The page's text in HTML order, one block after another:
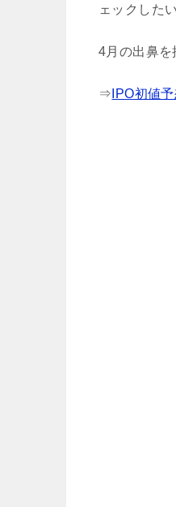
ェックした
4月の出鼻を
⇒ IPO初値